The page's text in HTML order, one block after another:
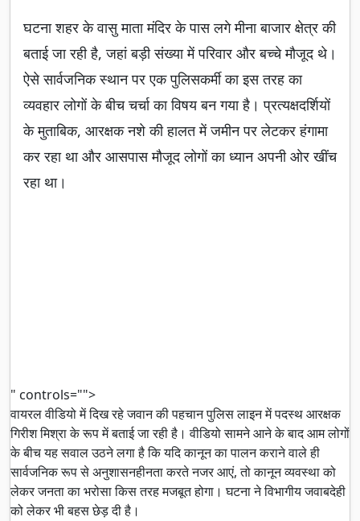
घटना शहर के वासु माता मंदिर के पास लगे मीना बाजार क्षेत्र की
बताई जा रही है, जहां बड़ी संख्या में परिवार और बच्चे मौजूद थे।
ऐसे सार्वजनिक स्थान पर एक पुलिसकर्मी का इस तरह का
व्यवहार लोगों के बीच चर्चा का विषय बन गया है। प्रत्यक्षदर्शियों
के मुताबिक, आरक्षक नशे की हालत में जमीन पर लेटकर हंगामा
कर रहा था और आसपास मौजूद लोगों का ध्यान अपनी ओर खींच
रहा था।
" controls="">
वायरल वीडियो में दिख रहे जवान की पहचान पुलिस लाइन में पदस्थ आरक्षक
गिरीश मिश्रा के रूप में बताई जा रही है। वीडियो सामने आने के बाद आम लोगों
के बीच यह सवाल उठने लगा है कि यदि कानून का पालन कराने वाले ही
सार्वजनिक रूप से अनुशासनहीनता करते नजर आएं, तो कानून व्यवस्था को
लेकर जनता का भरोसा किस तरह मजबूत होगा। घटना ने विभागीय जवाबदेही
को लेकर भी बहस छेड़ दी है।